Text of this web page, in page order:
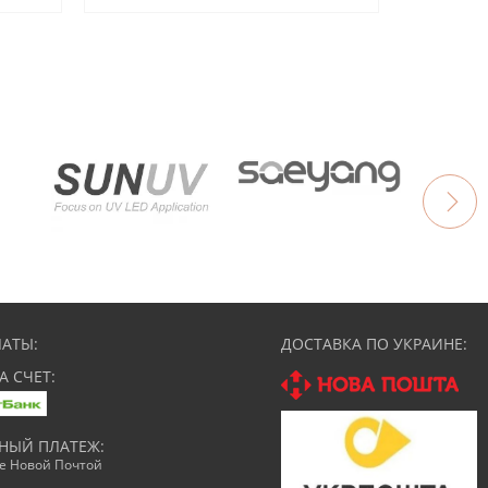
СЧЕТ:
ПЛАТЕЖ:
Новой Почтой
ДОСТАВКА ПО УКРАИНЕ: